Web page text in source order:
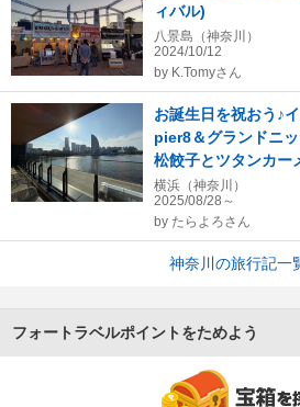
ィバル)
八景島（神奈川）
2024/10/12
by K.Tomyさん
お誕生日を祝おう♪
pier8＆グランドニ
松餃子とツタンカー
横浜（神奈川）
2025/08/28～
by たらよろさん
神奈川の旅行記一
フォートラベルポイントをためよう